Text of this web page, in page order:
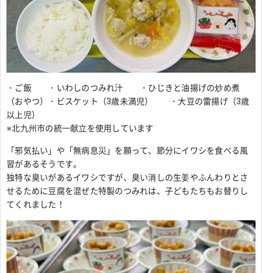
・ご飯 ・いわしのつみれ汁 ・ひじきと油揚げの炒め煮
（おやつ）・ビスケット（3歳未満児） ・大豆の雷揚げ（3歳
以上児）
※北九州市の統一献立を使用しています
「邪気払い」や「無病息災」を願って、節分にイワシを食べる風
習があるそうです。
独特な臭いがあるイワシですが、臭い消しの生姜やふんわりとさ
せるために豆腐を混ぜた特製のつみれは、子どもたちもお替りし
てくれました！